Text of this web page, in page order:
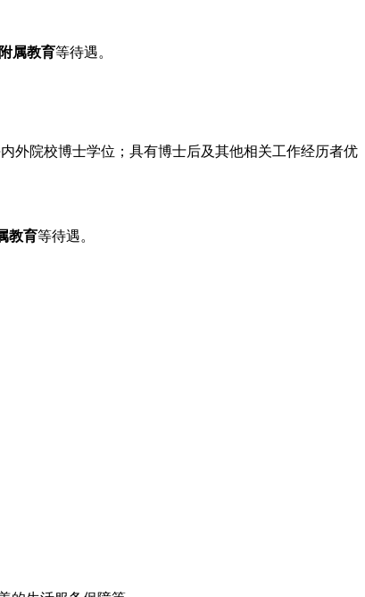
属教育等待遇。
外院校博士学位；具有博士后及其他相关工作经历者优
教育等待遇。